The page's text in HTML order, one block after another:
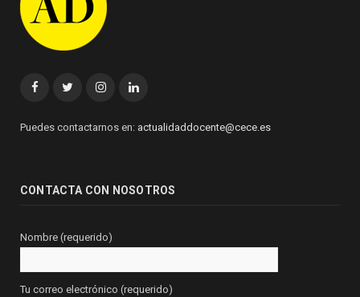
FacebookTwitterInstagramLinkedin
Puedes contactarnos en: actualidaddocente@cece.es
CONTACTA CON NOSOTROS
Nombre (requerido)
Tu correo electrónico (requerido)